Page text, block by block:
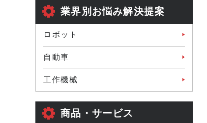
業界別お悩み解決提案
ロボット
自動車
工作機械
商品・サービス